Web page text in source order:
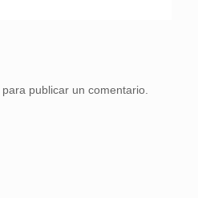
para publicar un comentario.